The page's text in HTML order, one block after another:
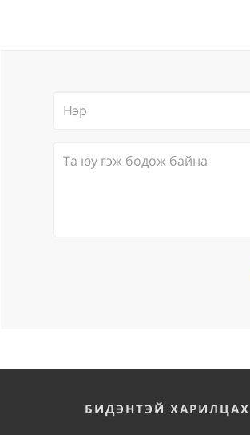
БИДЭНТЭЙ ХАРИЛЦАХ